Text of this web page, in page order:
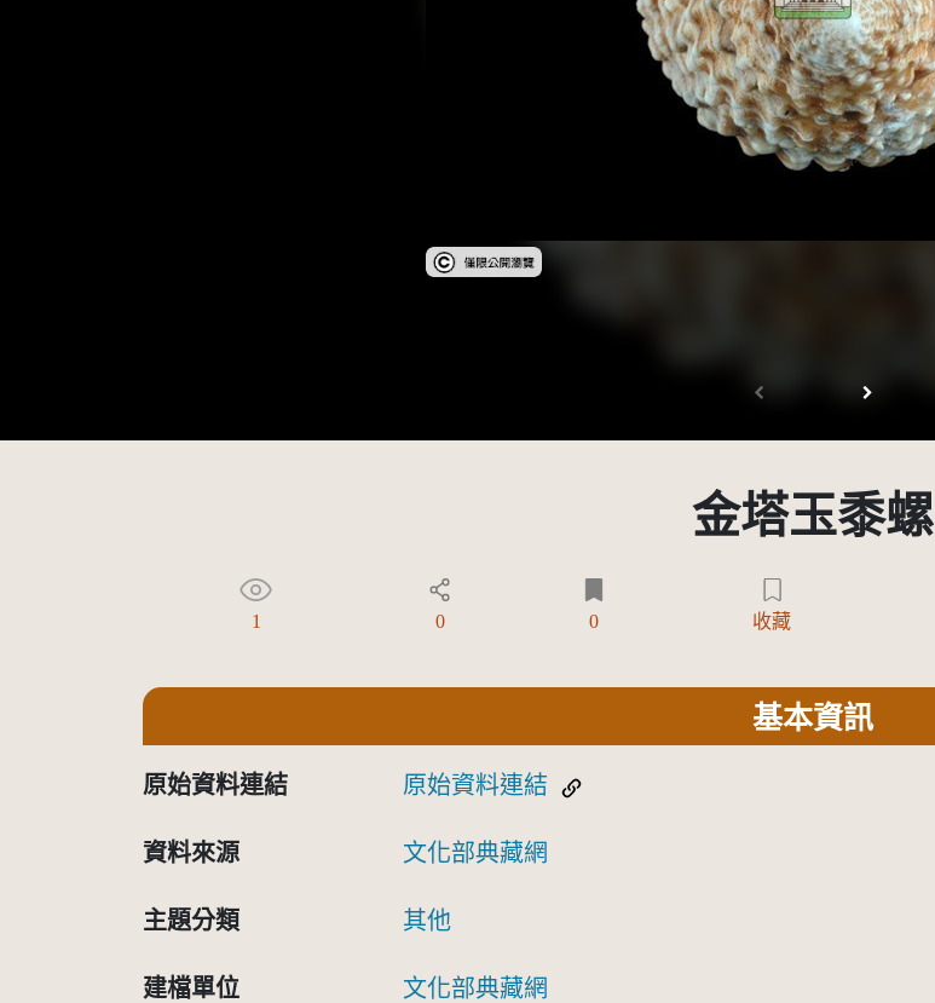
受著作權法保護-僅限於本平台有限度公開瀏覽
金塔玉黍螺
1 0 0 收藏
基本資訊
原始資料連結 原始資料連結
資料來源 文化部典藏網
主題分類 其他
建檔單位 文化部典藏網